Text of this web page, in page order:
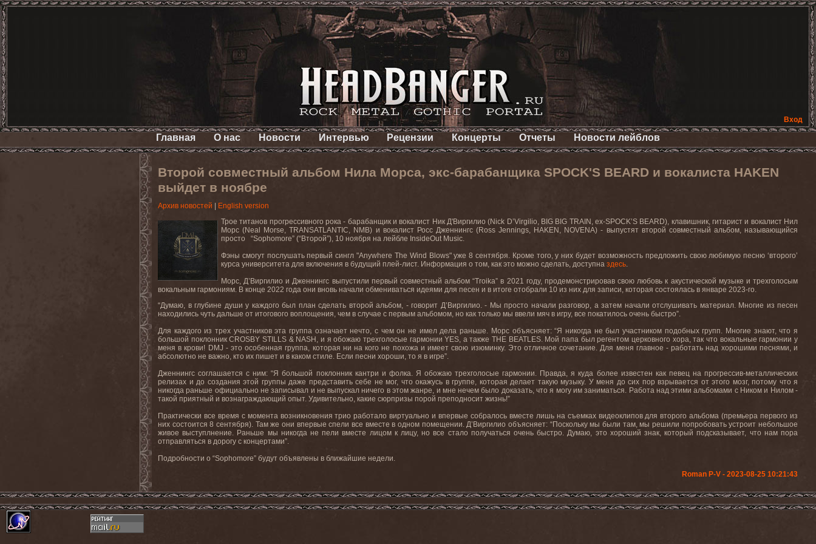
Вход
Главная О нас Новости Интервью Рецензии Концерты Отчеты Новости лейблов
Второй совместный альбом Нила Морса, экс-барабанщика SPOCK'S BEARD и вокалиста HAKEN
выйдет в ноябре
Архив новостей
English version
Трое титанов прогрессивного рока - барабанщик и вокалист Ник Д'Виргилио (Nick D’Virgilio, BIG BIG TRAIN, ex-SPOCK’S BEARD), клавишник, гитарист и вокалист Нил
Морс (Neal Morse, TRANSATLANTIC, NMB) и вокалист Росс Дженнингс (Ross Jennings, HAKEN, NOVENA) - выпустят второй совместный альбом, называющийся
просто “Sophomore” (“Второй”), 10 ноября на лейбле InsideOut Music.
Фэны смогут послушать первый сингл "Anywhere The Wind Blows" уже 8 сентября. Кроме того, у них будет возможность предложить свою любимую песню ‘второго’
курса университета для включения в будущий плей-лист. Информация о том, как это можно сделать, доступна здесь.
Морс, Д’Виргилио и Дженнингс выпустили первый совместный альбом “Troika” в 2021 году, продемонстрировав свою любовь к акустической музыке и трехголосым
вокальным гармониям. В конце 2022 года они вновь начали обмениваться идеями для песен и в итоге отобрали 10 из них для записи, которая состоялась в январе 2023-го.
“Думаю, в глубине души у каждого был план сделать второй альбом, - говорит Д’Виргилио. - Мы просто начали разговор, а затем начали отслушивать материал. Многие из песен
находились чуть дальше от итогового воплощения, чем в случае с первым альбомом, но как только мы ввели мяч в игру, все покатилось очень быстро”.
Для каждого из трех участников эта группа означает нечто, с чем он не имел дела раньше. Морс объясняет: “Я никогда не был участником подобных групп. Многие знают, что я
большой поклонник CROSBY STILLS & NASH, и я обожаю трехголосые гармонии YES, а также THE BEATLES. Мой папа был регентом церковного хора, так что вокальные гармонии у
меня в крови! DMJ - это особенная группа, которая ни на кого не похожа и имеет свою изюминку. Это отличное сочетание. Для меня главное - работать над хорошими песнями, и
абсолютно не важно, кто их пишет и в каком стиле. Если песни хороши, то я в игре”.
Дженнингс соглашается с ним: “Я большой поклонник кантри и фолка. Я обожаю трехголосые гармонии. Правда, я куда более известен как певец на прогрессив-металлических
релизах и до создания этой группы даже представить себе не мог, что окажусь в группе, которая делает такую музыку. У меня до сих пор взрывается от этого мозг, потому что я
никогда раньше официально не записывал и не выпускал ничего в этом жанре, и мне нечем было доказать, что я могу им заниматься. Работа над этими альбомами с Ником и Нилом -
такой приятный и вознаграждающий опыт. Удивительно, какие сюрпризы порой преподносит жизнь!”
Практически все время с момента возникновения трио работало виртуально и впервые собралось вместе лишь на съемках видеоклипов для второго альбома (премьера первого из
них состоится 8 сентября). Там же они впервые спели все вместе в одном помещении. Д’Виргилио объясняет: “Поскольку мы были там, мы решили попробовать устроит небольшое
живое выступлнение. Раньше мы никогда не пели вместе лицом к лицу, но все стало получаться очень быстро. Думаю, это хороший знак, который подсказывает, что нам пора
отправляться в дорогу с концертами”.
Подробности о “Sophomore” будут объявлены в ближайшие недели.
Roman P-V - 2023-08-25 10:21:43